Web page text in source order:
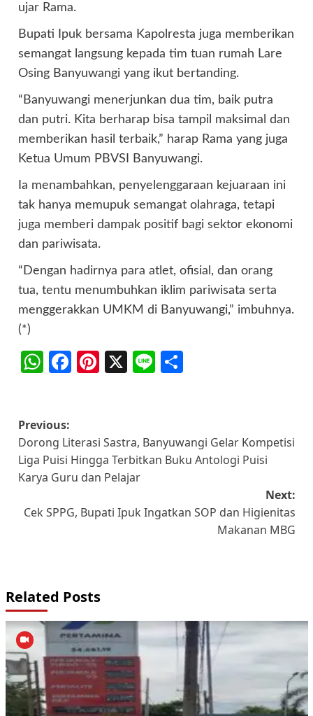
ujar Rama.
Bupati Ipuk bersama Kapolresta juga memberikan
semangat langsung kepada tim tuan rumah Lare
Osing Banyuwangi yang ikut bertanding.
“Banyuwangi menerjunkan dua tim, baik putra
dan putri. Kita berharap bisa tampil maksimal dan
memberikan hasil terbaik,” harap Rama yang juga
Ketua Umum PBVSI Banyuwangi.
Ia menambahkan, penyelenggaraan kejuaraan ini
tak hanya memupuk semangat olahraga, tetapi
juga memberi dampak positif bagi sektor ekonomi
dan pariwisata.
“Dengan hadirnya para atlet, ofisial, dan orang
tua, tentu menumbuhkan iklim pariwisata serta
menggerakkan UMKM di Banyuwangi,” imbuhnya.
(*)
WhatsApp
Facebook
Pinterest
X Line
Post
navigation
Previous:
Dorong Literasi Sastra, Banyuwangi Gelar Kompetisi
Liga Puisi Hingga Terbitkan Buku Antologi Puisi
Karya Guru dan Pelajar
Next:
Cek SPPG, Bupati Ipuk Ingatkan SOP dan Higienitas
Makanan MBG
Related Posts